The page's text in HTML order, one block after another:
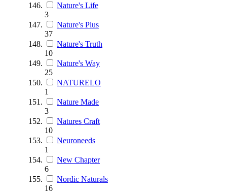
Nature's Life
3
Nature's Plus
37
Nature's Truth
10
Nature's Way
25
NATURELO
1
Nature Made
3
Natures Craft
10
Neuroneeds
1
New Chapter
6
Nordic Naturals
16